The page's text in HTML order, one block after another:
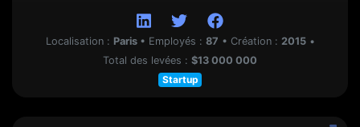
Localisation : Paris • Employés : 87 • Création : 2015 •
Total des levées : $13 000 000
Startup